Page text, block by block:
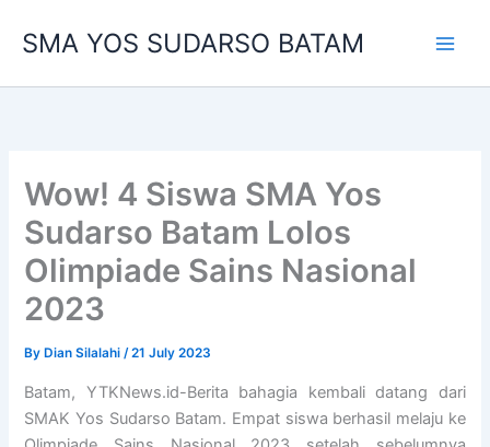
SMA YOS SUDARSO BATAM
Wow! 4 Siswa SMA Yos
Sudarso Batam Lolos
Olimpiade Sains Nasional
2023
By Dian Silalahi/21 July 2023
Batam, YTKNews.id-Berita bahagia kembali datang dari
SMAK Yos Sudarso Batam. Empat siswa berhasil melaju ke